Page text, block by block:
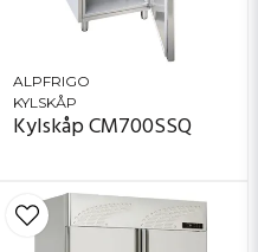
ALPFRIGO
KYLSKÅP
Kylskåp CM700SSQ